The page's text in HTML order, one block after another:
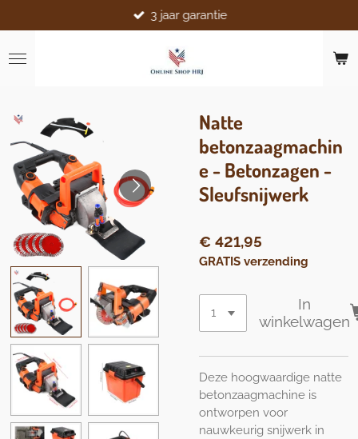
direct
naar
de
3 jaar garantie
Natte
betonzaagmachin
e - Betonzagen -
Sleufsnijwerk
€ 421,95
GRATIS verzending
In
winkelwagen
Deze hoogwaardige natte
betonzaagmachine is
ontworpen voor
nauwkeurig snijwerk in